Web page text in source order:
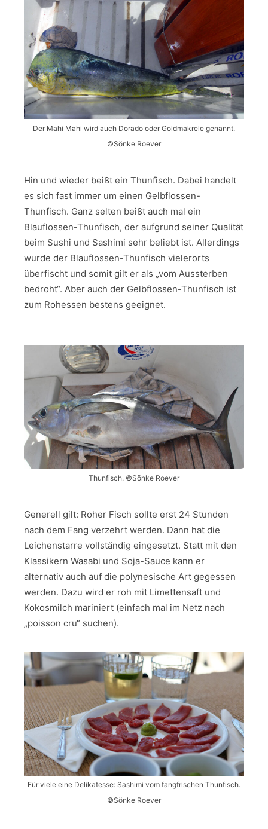
Der Mahi Mahi wird auch Dorado oder Goldmakrele genannt.
©Sönke Roever
Hin und wieder beißt ein Thunfisch. Dabei handelt
es sich fast immer um einen Gelbflossen-
Thunfisch. Ganz selten beißt auch mal ein
Blauflossen-Thunfisch, der aufgrund seiner Qualität
beim Sushi und Sashimi sehr beliebt ist. Allerdings
wurde der Blauflossen-Thunfisch vielerorts
überfischt und somit gilt er als „vom Aussterben
bedroht“. Aber auch der Gelbflossen-Thunfisch ist
zum Rohessen bestens geeignet.
Thunfisch. ©Sönke Roever
Generell gilt: Roher Fisch sollte erst 24 Stunden
nach dem Fang verzehrt werden. Dann hat die
Leichenstarre vollständig eingesetzt. Statt mit den
Klassikern Wasabi und Soja-Sauce kann er
alternativ auch auf die polynesische Art gegessen
werden. Dazu wird er roh mit Limettensaft und
Kokosmilch mariniert (einfach mal im Netz nach
„poisson cru“ suchen).
Für viele eine Delikatesse: Sashimi vom fangfrischen Thunfisch.
©Sönke Roever